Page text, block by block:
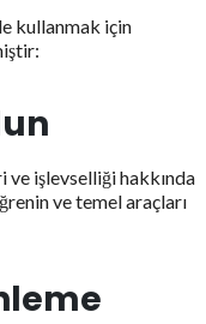
kullanmak için
işlevselliği hakkında
ve temel araçları